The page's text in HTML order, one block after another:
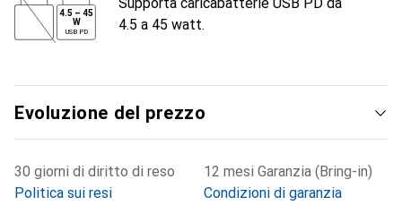
4.5 – 45
W
USB PD
4.5 a 45 watt.
Evoluzione del prezzo
30 giorni di diritto di reso
Politica sui resi
12 mesi Garanzia (Bring-in)
Condizioni di garanzia